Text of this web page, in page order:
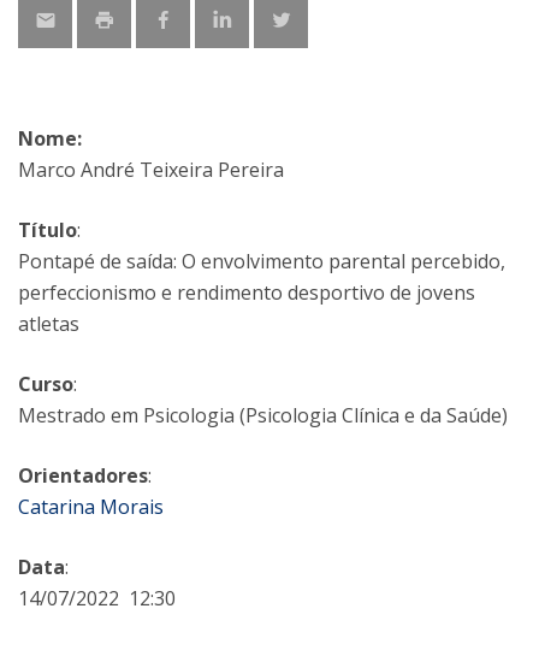
Nome:
Marco André Teixeira Pereira
Título:
Pontapé de saída: O envolvimento parental percebido,
perfeccionismo e rendimento desportivo de jovens
atletas
Curso:
Mestrado em Psicologia (Psicologia Clínica e da Saúde)
Orientadores:
Catarina Morais
Data:
14/07/2022 12:30